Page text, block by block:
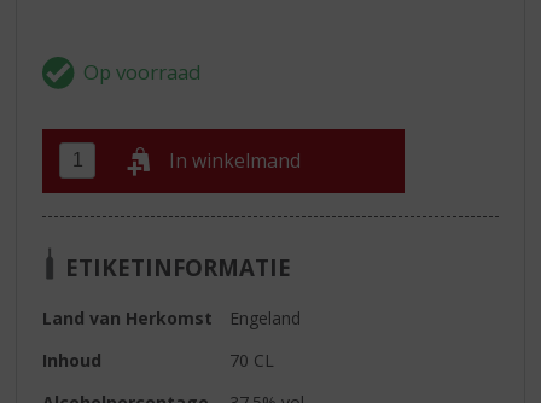
In winkelmand
ETIKETINFORMATIE
Land van Herkomst
Engeland
Inhoud
70 CL